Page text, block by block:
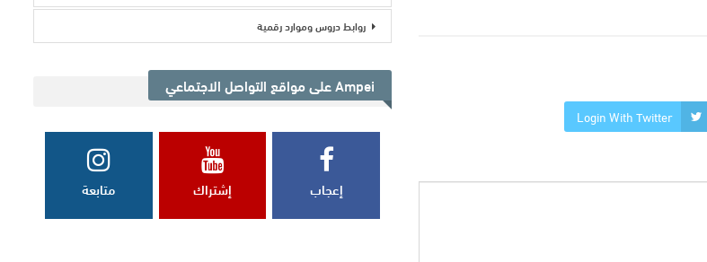
Login With Twitter
روابط دروس وموارد رقمية
Ampei على مواقع التواصل الاجتماعي
إعجاب إشتراك متابعة